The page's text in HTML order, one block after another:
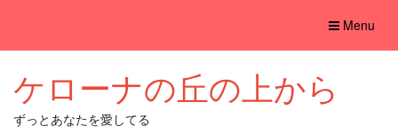
Toggle
Menu
ケローナの丘の上から
ずっとあなたを愛してる